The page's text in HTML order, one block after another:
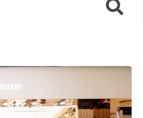
งนักธุรกิจทั่ว
ญ่แห่งปี พบ CEO
อดวิสัยทัศน์ธุรกิจ
ชค รถแห่” ยกวง